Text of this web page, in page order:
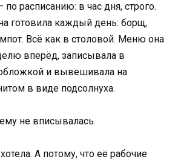
расписанию: в час дня, строго.
готовила каждый день: борщ,
Всё как в столовой. Меню она
вперёд, записывала в
обложкой и вывешивала на
в виде подсолнуха.
не вписывалась.
А потому, что её рабочие